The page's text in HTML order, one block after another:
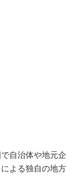
自治体や地元企
よる独自の地方